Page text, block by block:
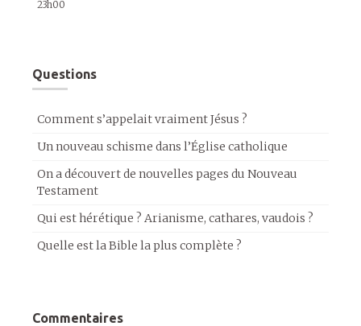
23h00
Questions
Comment s’appelait vraiment Jésus ?
Un nouveau schisme dans l’Église catholique
On a découvert de nouvelles pages du Nouveau
Testament
Qui est hérétique ? Arianisme, cathares, vaudois ?
Quelle est la Bible la plus complète ?
Commentaires